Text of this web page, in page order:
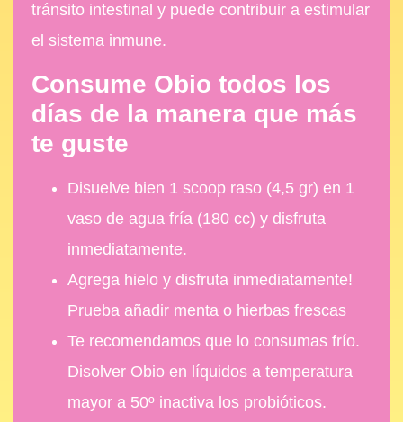
tránsito intestinal y puede contribuir a estimular
el sistema inmune.
Consume Obio todos los
días de la manera que más
te guste
Disuelve bien 1 scoop raso (4,5 gr) en 1
vaso de agua fría (180 cc) y disfruta
inmediatamente.
Agrega hielo y disfruta inmediatamente!
Prueba añadir menta o hierbas frescas
Te recomendamos que lo consumas frío.
Disolver Obio en líquidos a temperatura
mayor a 50º inactiva los probióticos.